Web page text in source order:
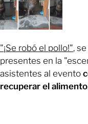
"¡Se robó el pollo!",
presentes en la
asistentes al evento
recuperar el alimento